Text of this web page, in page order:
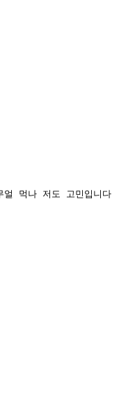
먹나 저도 고민입니다